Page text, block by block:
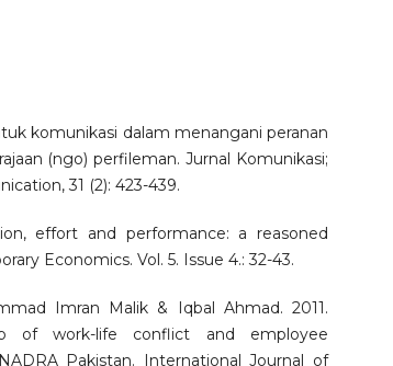
komunikasi dalam menangani peranan
(ngo) perfileman. Jurnal Komunikasi;
31 (2): 423-439.
effort and performance: a reasoned
Economics. Vol. 5. Issue 4.: 32-43.
Imran Malik & Iqbal Ahmad. 2011.
of work-life conflict and employee
Pakistan. International Journal of